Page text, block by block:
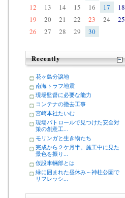
12
13 14 15 16 17
18
19
20 21 22 23 24
25
26
27 28 29 30
Recently
花ヶ島分譲地
南海トラフ地震
現場監督に必要な能力
コンテナの撤去工事
宮崎本社たいむ
現場パトロールで見つけた安全対
策の創意工...
モリンガと生き物たち
完成から２ケ月半。施工中に見た
景色を振り...
仮設車輛部とは
緑に囲まれた昼休み～神柱公園で
リフレッシ...